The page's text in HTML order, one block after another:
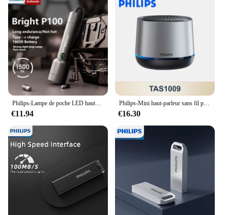
Philips-Lampe de poche LED haute puissance SFL1236, lampe aste portable, 4 modes d'éclairage, lumières de camping en plein air
€11.94
Philips-Mini haut-parleur sans fil portable TAS1009, Bluetooth 5.3, petit haut-parleur, HiFi, stéréo, boîte vocale, 1200mAh, longue veille, nouveau
€16.30